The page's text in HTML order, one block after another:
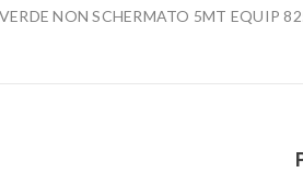
NON SCHERMATO 5MT EQUIP